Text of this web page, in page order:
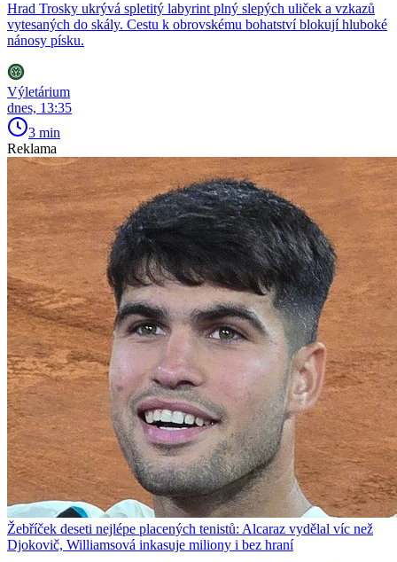
Hrad Trosky ukrývá spletitý labyrint plný slepých uliček a vzkazů
vytesaných do skály. Cestu k obrovskému bohatství blokují hluboké
nánosy písku.
Výletárium
dnes, 13:35
3 min
Reklama
Žebříček deseti nejlépe placených tenistů: Alcaraz vydělal víc než
Djokovič, Williamsová inkasuje miliony i bez hraní